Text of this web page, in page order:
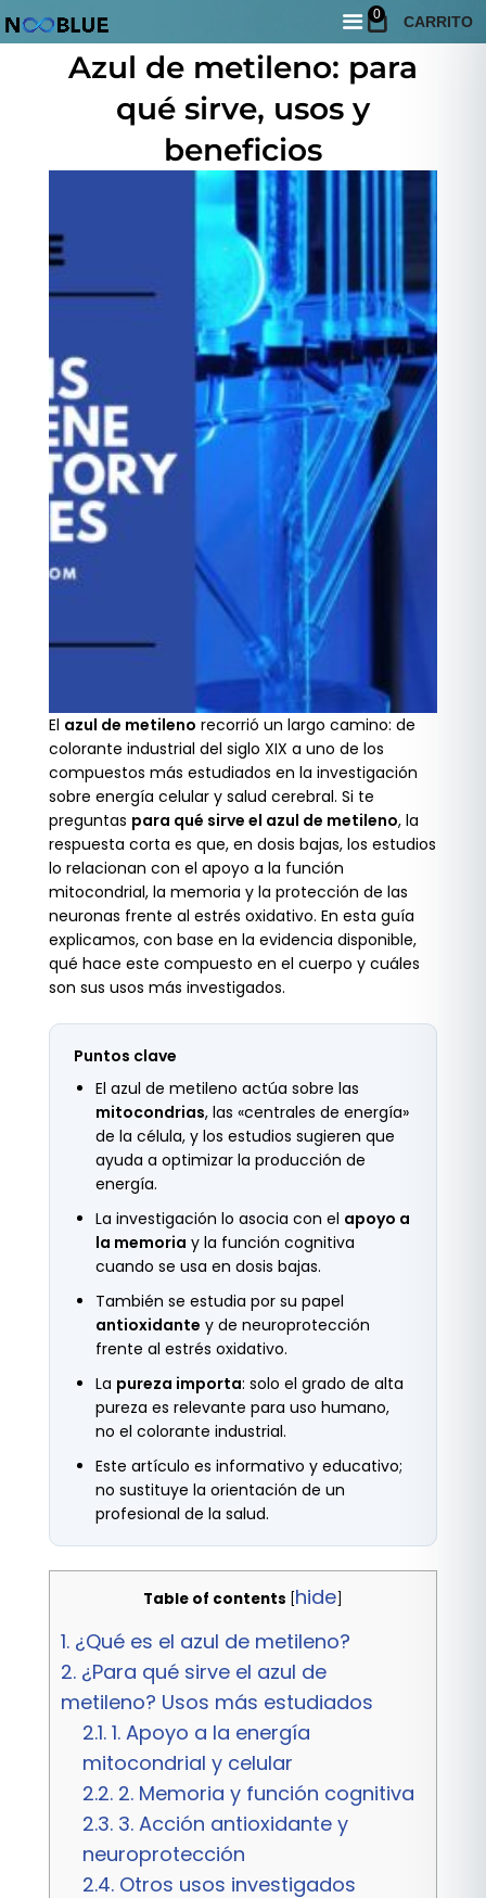
0 CARRITO
junio 5, 2026
Azul de metileno: para
qué sirve, usos y
beneficios
El azul de metileno recorrió un largo camino: de
colorante industrial del siglo XIX a uno de los
compuestos más estudiados en la investigación
sobre energía celular y salud cerebral. Si te
preguntas para qué sirve el azul de metileno, la
respuesta corta es que, en dosis bajas, los estudios
lo relacionan con el apoyo a la función
mitocondrial, la memoria y la protección de las
neuronas frente al estrés oxidativo. En esta guía
explicamos, con base en la evidencia disponible,
qué hace este compuesto en el cuerpo y cuáles
son sus usos más investigados.
Puntos clave
El azul de metileno actúa sobre las
mitocondrias, las «centrales de energía»
de la célula, y los estudios sugieren que
ayuda a optimizar la producción de
energía.
La investigación lo asocia con el apoyo a
la memoria y la función cognitiva
cuando se usa en dosis bajas.
También se estudia por su papel
antioxidante y de neuroprotección
frente al estrés oxidativo.
La pureza importa: solo el grado de alta
pureza es relevante para uso humano,
no el colorante industrial.
Este artículo es informativo y educativo;
no sustituye la orientación de un
profesional de la salud.
Table of contents hide
1. ¿Qué es el azul de metileno?
2. ¿Para qué sirve el azul de
metileno? Usos más estudiados
2.1.1. Apoyo a la energía
mitocondrial y celular
2.2.2. Memoria y función cognitiva
2.3.3. Acción antioxidante y
neuroprotección
2.4.Otros usos investigados